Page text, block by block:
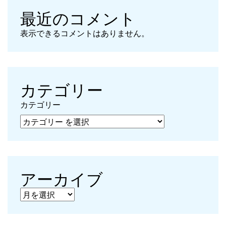
最近のコメント
表示できるコメントはありません。
カテゴリー
カテゴリー
アーカイブ
アーカイブ